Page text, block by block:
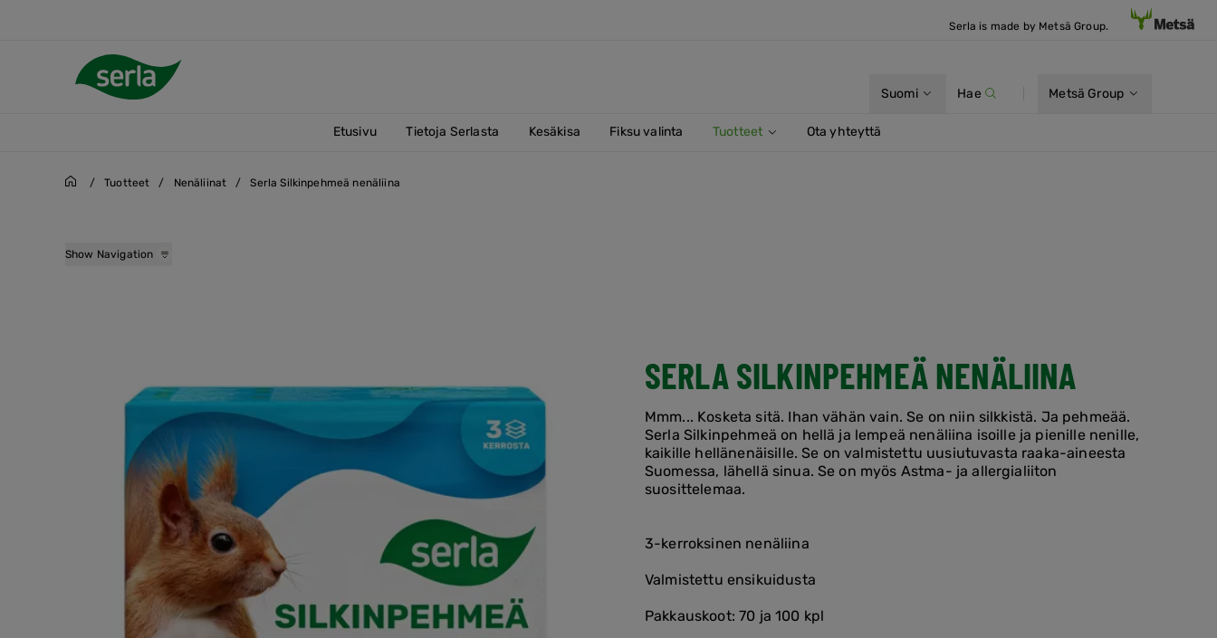
Serla is made by Metsä Group.
Suomi Hae Metsä Group
Etusivu Tietoja Serlasta Kesäkisa Fiksu valinta Tuotteet Ota yhteyttä
/ Tuotteet / Nenäliinat / Serla Silkinpehmeä nenäliina
Show Navigation
SERLA SILKINPEHMEÄ NENÄLIINA
Mmm... Kosketa sitä. Ihan vähän vain. Se on niin silkkistä. Ja pehmeää.
Serla Silkinpehmeä on hellä ja lempeä nenäliina isoille ja pienille nenille,
kaikille hellänenäisille. Se on valmistettu uusiutuvasta raaka-aineesta
Suomessa, lähellä sinua. Se on myös Astma- ja allergialiiton
suosittelemaa.
3-kerroksinen nenäliina
Valmistettu ensikuidusta
Pakkauskoot: 70 ja 100 kpl